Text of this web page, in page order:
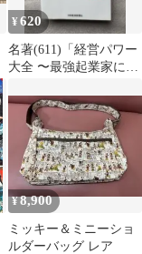
¥620
名著(611)「経営パワー
大全 〜最強起業家に学
メント〜」
¥8,900
ミッキー＆ミニーショ
ルダーバッグ レア